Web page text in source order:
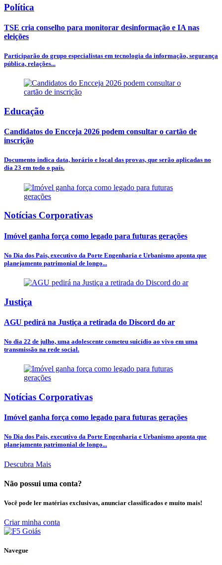
Política
TSE cria conselho para monitorar desinformação e IA nas
eleições
Participarão do grupo especialistas em tecnologia da informação, segurança
pública, relações...
Educação
Candidatos do Encceja 2026 podem consultar o cartão de
inscrição
Documento indica data, horário e local das provas, que serão aplicadas no
dia 23 em todo o país.
Notícias Corporativas
Imóvel ganha força como legado para futuras gerações
No Dia dos Pais, executivo da Porte Engenharia e Urbanismo aponta que
planejamento patrimonial de longo...
Justiça
AGU pedirá na Justiça a retirada do Discord do ar
No dia 22 de julho, uma adolescente cometeu suicídio ao vivo em uma
transmissão na rede social.
Notícias Corporativas
Imóvel ganha força como legado para futuras gerações
No Dia dos Pais, executivo da Porte Engenharia e Urbanismo aponta que
planejamento patrimonial de longo...
Descubra Mais
Não possui uma conta?
Você pode ler matérias exclusivas, anunciar classificados e muito mais!
Criar minha conta
Navegue